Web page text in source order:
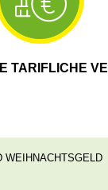
TARIFLICHE
WEIHNACHTSGELD